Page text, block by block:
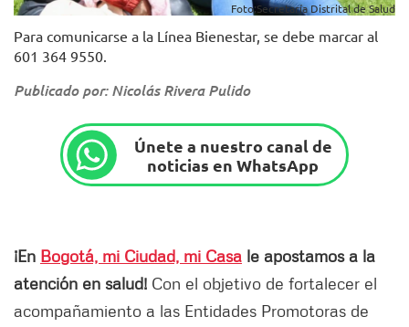
Foto:Secretaría Distrital de Salud
Para comunicarse a la Línea Bienestar, se debe marcar al
601 364 9550.
Publicado por: Nicolás Rivera Pulido
Únete a nuestro canal de
noticias en WhatsApp
¡En Bogotá, mi Ciudad, mi Casa le apostamos a la
atención en salud! Con el objetivo de fortalecer el
acompañamiento a las Entidades Promotoras de